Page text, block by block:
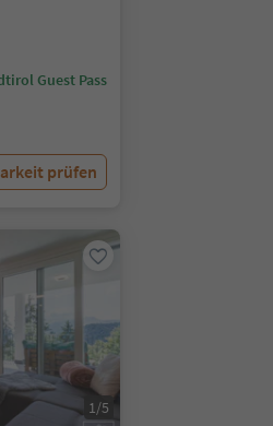
Guest Pass
prüfen
1/5